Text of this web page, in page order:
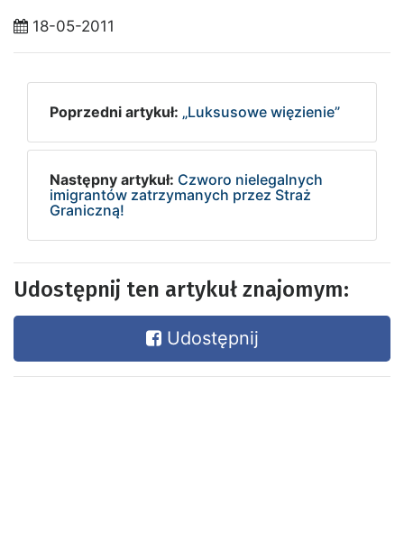
18-05-2011
Poprzedni artykuł: „Luksusowe więzienie”
Następny artykuł: Czworo nielegalnych
imigrantów zatrzymanych przez Straż
Graniczną!
Udostępnij ten artykuł znajomym:
Udostępnij